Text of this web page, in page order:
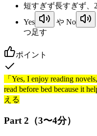
短すぎず長すぎず、
Yes
や No
つ足す
ポイント
「Yes, I enjoy reading
read before bed because it
える
Part 2（3〜4分）